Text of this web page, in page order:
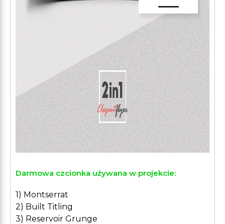
Darmowa czcionka używana w projekcie:
1) Montserrat
2) Built Titling
3) Reservoir Grunge